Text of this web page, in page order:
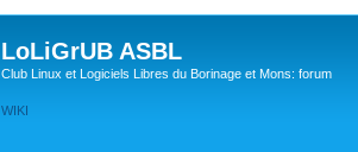
LoLiGrUB ASBL
Club Linux et Logiciels Libres du Borinage et Mons: forum
WIKI